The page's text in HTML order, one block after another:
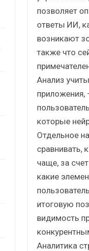
позволяет
ответы ИИ,
возникают
также что
Анализ
приложения,
которые
Отдельное
сравнивать,
чаще, за
какие
итоговую
видимость
Аналитика